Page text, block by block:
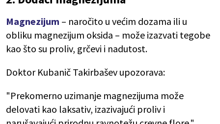
Magnezijum – naročito u većim dozama ili u
obliku magnezijum oksida – može izazvati tegobe
kao što su proliv, grčevi i nadutost.
Doktor Kubanič Takirbašev upozorava:
"Prekomerno uzimanje magnezijuma može
delovati kao laksativ, izazivajući proliv i